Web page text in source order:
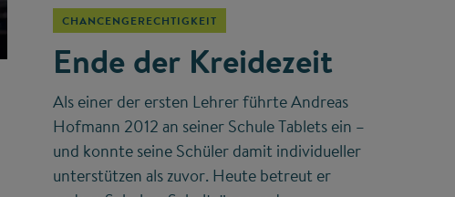
CHANCENGERECHTIGKEIT
Ende der Kreidezeit
Als einer der ersten Lehrer führte Andreas
Hofmann 2012 an seiner Schule Tablets ein –
und konnte seine Schüler damit individueller
unterstützen als zuvor. Heute betreut er